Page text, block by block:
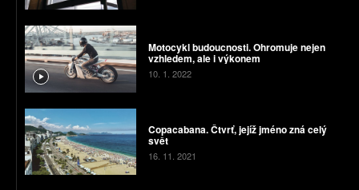
Motocykl budoucnosti. Ohromuje nejen
vzhledem, ale i výkonem
10. 1. 2022
Copacabana. Čtvrť, jejíž jméno zná celý
svět
16. 11. 2021